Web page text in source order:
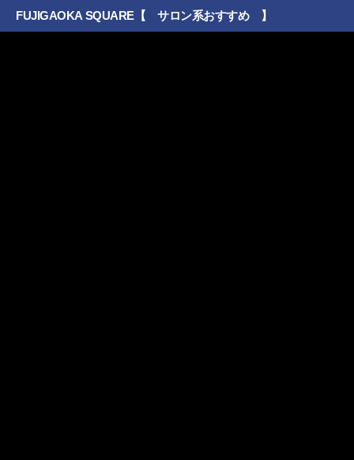
FUJIGAOKA SQUARE【 サロン系おすすめ 】